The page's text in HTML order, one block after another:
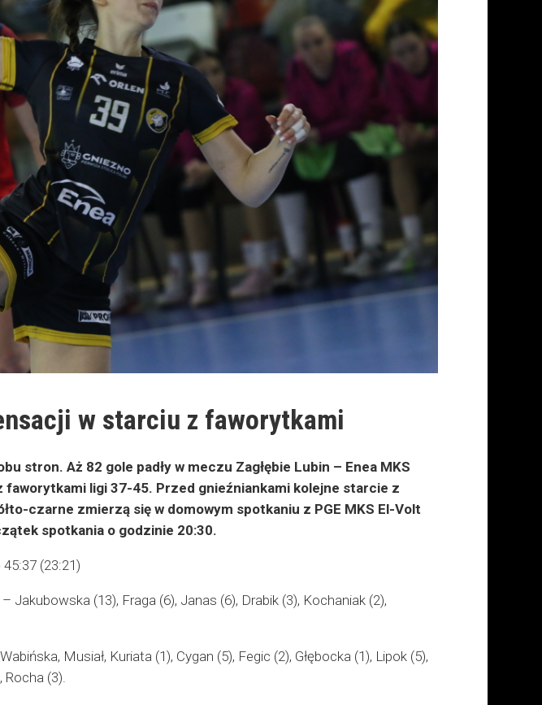
w starciu z faworytkami
stron. Aż 82 gole padły w meczu Zagłębie Lubin – Enea MKS
faworytkami ligi 37-45. Przed gnieźniankami kolejne starcie z
czarne zmierzą się w domowym spotkaniu z PGE MKS El-Volt
spotkania o godzinie 20:30.
(23:21)
Jakubowska (13), Fraga (6), Janas (6), Drabik (3), Kochaniak (2),
Musiał, Kuriata (1), Cygan (5), Fegic (2), Głębocka (1), Lipok (5),
(3).